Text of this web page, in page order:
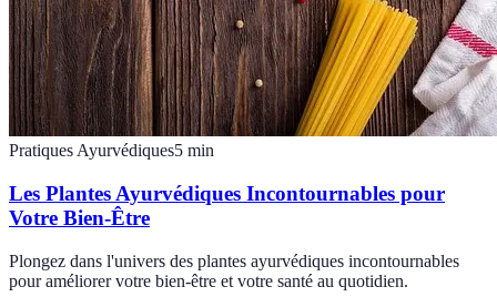
Pratiques Ayurvédiques5 min
Les Plantes Ayurvédiques Incontournables pour
Votre Bien-Être
Plongez dans l'univers des plantes ayurvédiques incontournables
pour améliorer votre bien-être et votre santé au quotidien.